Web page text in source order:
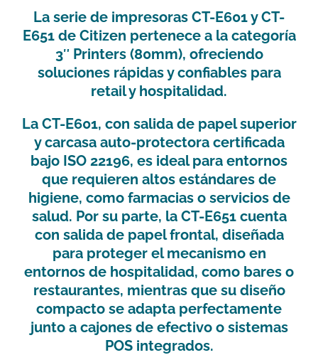
La serie de impresoras CT-E601yCT-
E651de Citizen pertenece a la categoría
3″ Printers (80mm), ofreciendo
soluciones rápidas y confiables para
retail y hospitalidad.
La CT-E601, con salida de papel superior
y carcasa auto-protectora certificada
bajo ISO 22196, es ideal para entornos
que requieren altos estándares de
higiene, como farmacias o servicios de
salud. Por su parte, la CT-E651cuenta
con salida de papel frontal, diseñada
para proteger el mecanismo en
entornos de hospitalidad, como bares o
restaurantes, mientras que su diseño
compacto se adapta perfectamente
junto a cajones de efectivo o sistemas
POS integrados.